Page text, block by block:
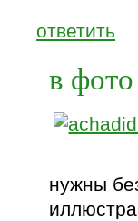
ответить
в
нужны